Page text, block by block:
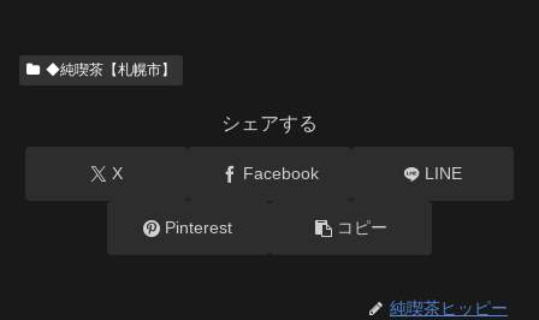
◆純喫茶【札幌市】
シェアする
X Facebook LINE
Pinterest コピー
純喫茶ヒッピー